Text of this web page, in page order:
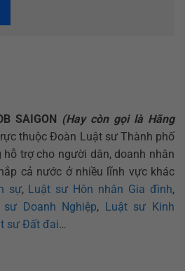
SAIGON (Hay còn gọi là Hãng
thuộc Đoàn Luật sư Thành phố
hỗ trợ cho người dân, doanh nhân
cả nước ở nhiều lĩnh vực khác
sự, Luật sư Hôn nhân Gia đình,
sư Doanh Nghiệp, Luật sư Kinh
sư Đất đai…